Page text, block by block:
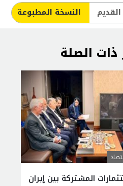
​النسخة المطبوعة
ذات الصلة
المشتركة بين إيران